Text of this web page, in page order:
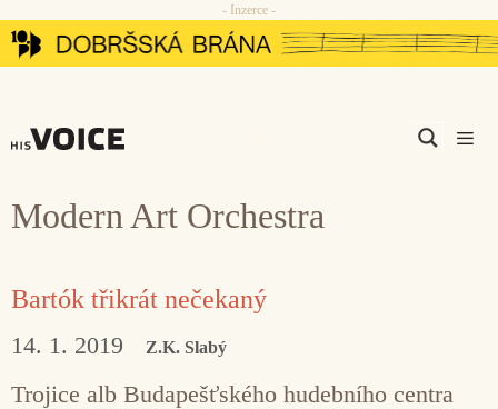
Přeskočit
na
- Inzerce -
Modern Art Orchestra
Bartók třikrát nečekaný
14. 1. 2019 Z.K. Slabý
Trojice alb Budapešťského hudebního centra